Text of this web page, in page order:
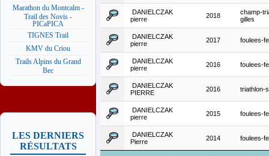
Marathon du Montcalm -
Trail des Novis -
PICaPICA
TIGNES Trail
KMV du Criou
Trails Alpins du Grand
Bec
LES DERNIERS
RÉSULTATS
DANIELCZAK
pierre
2018
champ-
gilles
DANIELCZAK
pierre
2017 foulees-
DANIELCZAK
pierre
2016 foulees-
DANIELCZAK
PIERRE
2016 triathlon-
DANIELCZAK
pierre
2015 foulees-
DANIELCZAK
Pierre
2014 foulees-